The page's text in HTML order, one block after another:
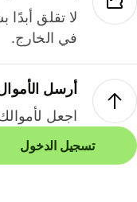
لا تقلق
في الخارج.
أرسل
اجعل
تسجيل الدخول